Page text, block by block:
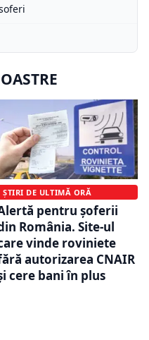
ȘTIRI DE ULTIMĂ ORĂ
pentru șoferii
România. Site-ul
vinde roviniete
autorizarea CNAIR
cere bani în plus